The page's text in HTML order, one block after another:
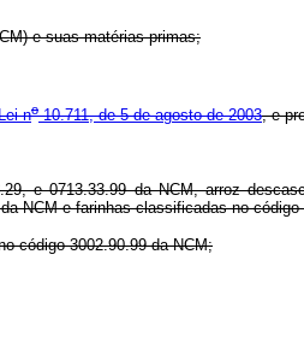
e suas matérias-primas;
no10.711, de 5 de agosto de 2003, e
e 0713.33.99 da NCM, arroz
NCM e farinhas classificadas no código
código 3002.90.99 da NCM;